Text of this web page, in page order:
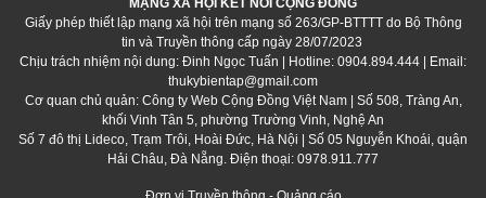
Giấy phép thiết lập mạng xã hội trên mạng số 263/GP-BTTTT do Bộ Thông
tin và Truyền thông cấp ngày 28/07/2023
Chịu trách nhiệm nội dung: Đinh Ngọc Tuấn | Hotline: 0904.894.444 | Email:
thukybientap@gmail.com
Cơ quan chủ quản: Công ty Web Cộng Đồng Việt Nam | Số 508, Tràng An,
khối Vinh Tân 5, phường Trường Vinh, Nghệ An
Số 7 đô thị Lideco, Trạm Trôi, Hoài Đức, Hà Nội | Số 05 Nguyễn Khoái, quận
Hải Châu, Đà Nẵng. Điện thoại: 0978.911.777